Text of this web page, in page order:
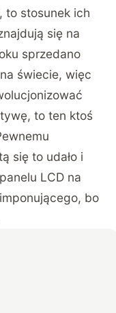
to stosunek ich
się na
sprzedano
na świecie, więc
to ten ktoś
się to udało i
LCD na
bo